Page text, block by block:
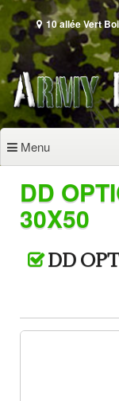
Aller
au
contenu
principal
10 allée Vert
Menu
DD
30X50
DD